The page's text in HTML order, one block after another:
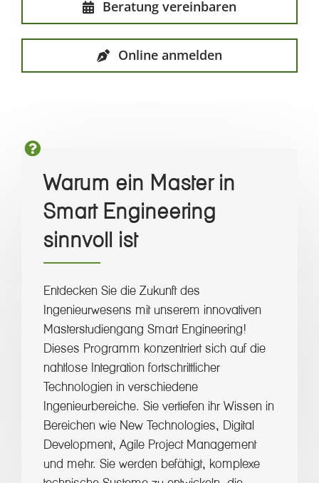
Beratung vereinbaren
Online anmelden
Warum ein Master in
Smart Engineering
sinnvoll ist
Entdecken Sie die Zukunft des
Ingenieurwesens mit unserem innovativen
Masterstudiengang Smart Engineering!
Dieses Programm konzentriert sich auf die
nahtlose Integration fortschrittlicher
Technologien in verschiedene
Ingenieurbereiche. Sie vertiefen ihr Wissen in
Bereichen wie New Technologies, Digital
Development, Agile Project Management
und mehr. Sie werden befähigt, komplexe